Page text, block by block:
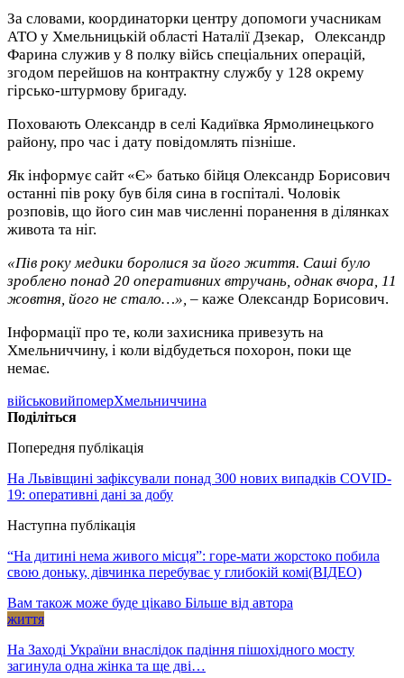
За словами, координаторки центру допомоги учасникам
АТО у Хмельницькій області Наталії Дзекар, Олександр
Фарина служив у 8 полку війсь спеціальних операцій,
згодом перейшов на контрактну службу у 128 окрему
гірсько-штурмову бригаду.
Поховають Олександр в селі Кадиївка Ярмолинецького
району, про час і дату повідомлять пізніше.
Як інформує сайт «Є» батько бійця Олександр Борисович
останні пів року був біля сина в госпіталі. Чоловік
розповів, що його син мав численні поранення в ділянках
живота та ніг.
«Пів року медики боролися за його життя. Саші було
зроблено понад 20 оперативних втручань, однак вчора, 11
жовтня, його не стало…», – каже Олександр Борисович.
Інформації про те, коли захисника привезуть на
Хмельниччину, і коли відбудеться похорон, поки ще
немає.
військовийпомерХмельниччина
Поділіться
Попередня публікація
На Львівщині зафіксували понад 300 нових випадків COVID-
19: оперативні дані за добу
Наступна публікація
“На дитині нема живого місця”: горе-мати жорстоко побила
свою доньку, дівчинка перебуває у глибокій комі(ВІДЕО)
Вам також може буде цікаво Більше від автора
життя
На Заході України внаслідок падіння пішохідного мосту
загинула одна жінка та ще дві…